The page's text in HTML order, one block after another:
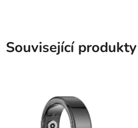
Související produkty